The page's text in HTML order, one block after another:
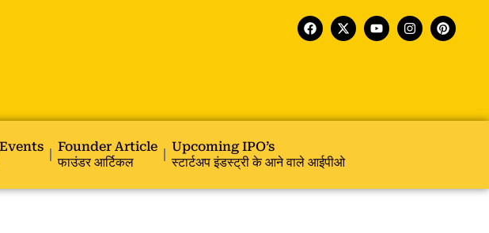
Founder Article
फाउंडर आर्टिकल
Upcoming IPO’s
स्टार्टअप इंडस्ट्री के आने वाले आईपीओ